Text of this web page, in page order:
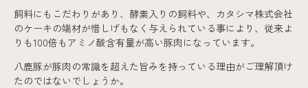
飼料にもこだわりがあり、酵素入りの飼料や、カタシマ株式会社
のケーキの端材が惜しげもなく与えられている事により、従来よ
りも100倍もアミノ酸含有量が高い豚肉になっています。
八鹿豚が豚肉の常識を超えた旨みを持っている理由がご理解頂け
たのではないでしょうか。